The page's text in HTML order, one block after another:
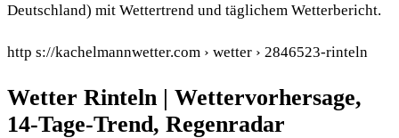
Deutschland) mit Wettertrend und täglichem Wetterbericht.
http s://kachelmannwetter.com › wetter › 2846523-rinteln
Wetter Rinteln | Wettervorhersage,
14-Tage-Trend, Regenradar